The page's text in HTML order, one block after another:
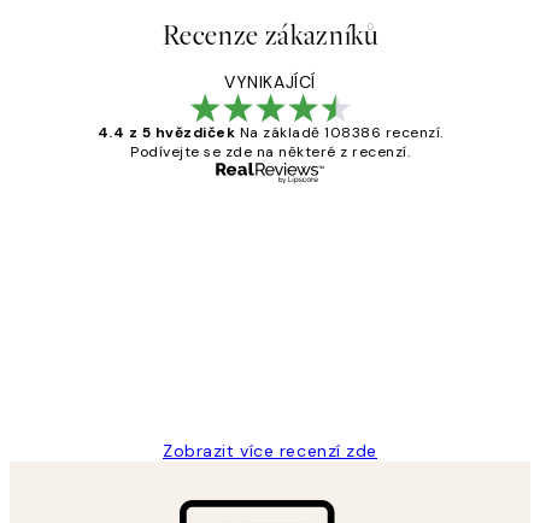
Recenze zákazníků
VYNIKAJÍCÍ
4.4 z 5 hvězdiček Na základě 108386 recenzí.
Podívejte se zde na některé z recenzí.
Zobrazit více recenzí zde